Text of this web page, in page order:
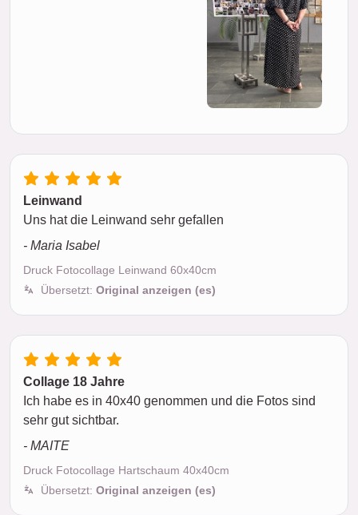
Leinwand
Uns hat die Leinwand sehr gefallen
- Maria Isabel
Druck Fotocollage Leinwand 60x40cm
Übersetzt: Original anzeigen (es)
Collage 18 Jahre
Ich habe es in 40x40 genommen und die Fotos sind
sehr gut sichtbar.
- MAITE
Druck Fotocollage Hartschaum 40x40cm
Übersetzt: Original anzeigen (es)